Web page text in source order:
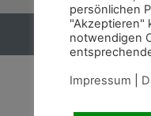
persönlichen
"Akzeptieren"
notwendigen
Impressum